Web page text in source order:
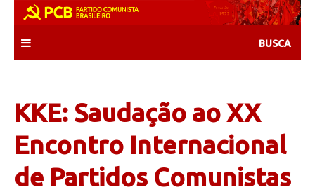
content
KKE: Saudação ao XX
Encontro Internacional
de Partidos Comunistas